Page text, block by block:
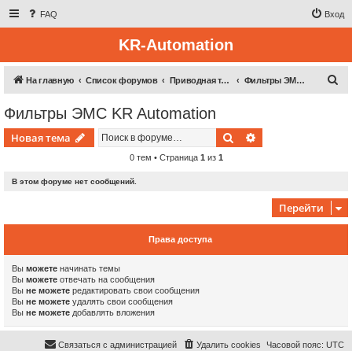
FAQ Вход
KR-Automation
На главную Список форумов Приводная техника Фильтры ЭМС KR Automation
Фильтры ЭМС KR Automation
Новая тема Поиск
0 тем • Страница 1 из 1
В этом форуме нет сообщений.
Перейти
Права доступа
Вы можете начинать темы
Вы можете отвечать на сообщения
Вы не можете редактировать свои сообщения
Вы не можете удалять свои сообщения
Вы не можете добавлять вложения
Часовой пояс: UTC
Удалить cookies
Связаться с администрацией